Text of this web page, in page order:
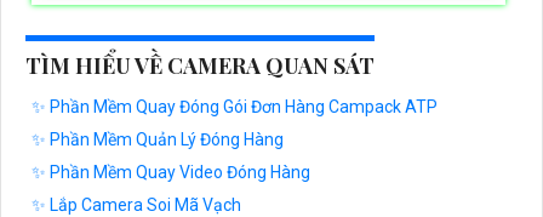
TÌM HIỂU VỀ CAMERA QUAN SÁT
✨ Phần Mềm Quay Đóng Gói Đơn Hàng Campack ATP
✨ Phần Mềm Quản Lý Đóng Hàng
✨ Phần Mềm Quay Video Đóng Hàng
✨ Lắp Camera Soi Mã Vạch